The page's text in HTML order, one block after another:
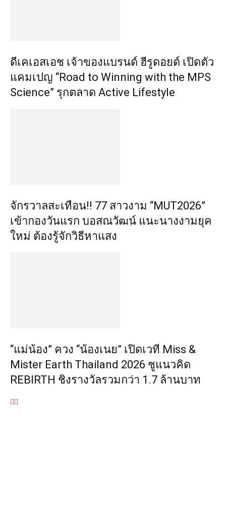
ดีเคเอสเอช เจ้าของแบรนด์ ฮีรูดอยด์ เปิดตัว
แคมเปญ “Road to Winning with the MPS
Science” รุกตลาด Active Lifestyle
จักรวาลสะเทือน!! 77 สาวงาม “MUT2026”
เข้ากองวันแรก บอสณวัฒน์ แนะนางงามยุค
ใหม่ ต้องรู้จักวิธีหาแสง
“แม่น้อง” ควง “น้องเนย” เปิดเวที Miss &
Mister Earth Thailand 2026 ชูแนวคิด
REBIRTH ชิงรางวัลรวมกว่า 1.7 ล้านบาท